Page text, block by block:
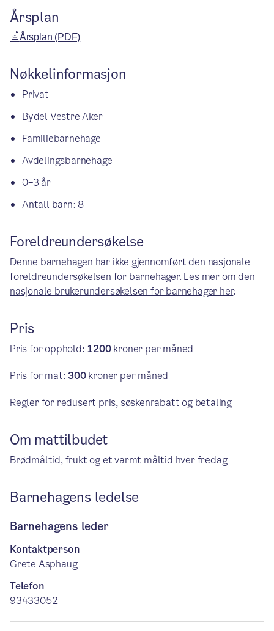
Årsplan
Årsplan (PDF)
Nøkkelinformasjon
Privat
Bydel Vestre Aker
Familiebarnehage
Avdelingsbarnehage
0–3 år
Antall barn: 8
Foreldreundersøkelse
Denne barnehagen har ikke gjennomført den nasjonale
foreldreundersøkelsen for barnehager. Les mer om den
nasjonale brukerundersøkelsen for barnehager her.
Pris
Pris for opphold: 1200kroner per måned
Pris for mat:300kroner per måned
Regler for redusert pris, søskenrabatt og betaling
Om mattilbudet
Brødmåltid, frukt og et varmt måltid hver fredag
Barnehagens ledelse
Barnehagens leder
Kontaktperson
Grete Asphaug
Telefon
93433052